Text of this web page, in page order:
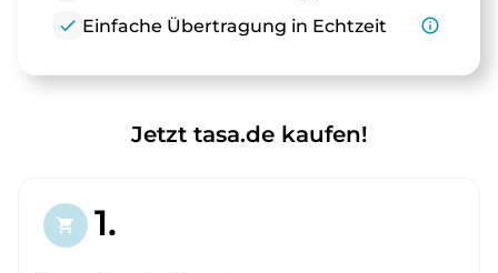
check Einfache Übertragung in Echtzeit info_outline
Jetzt tasa.de kaufen!
shopping_cart 1.